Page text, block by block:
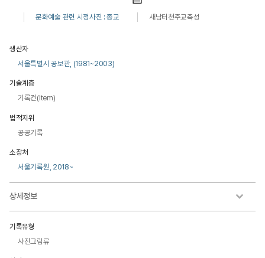
문화예술 관련 시정사진 : 종교 새남터천주교축성
생산자
서울특별시 공보관, (1981~2003)
기술계층
기록건(Item)
법적지위
공공기록
소장처
서울기록원, 2018~
상세정보
기록유형
사진그림류